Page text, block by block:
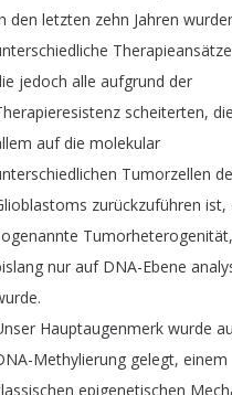
den letzten zehn Jahren
Therapieansätze
jedoch alle aufgrund der
scheiterten, die
auf die molekular
Tumorzellen
zurückzuführen ist,
Tumorheterogenität,
nur auf DNA-Ebene
.
Hauptaugenmerk wurde
Methylierung gelegt, einem
epigenetischen